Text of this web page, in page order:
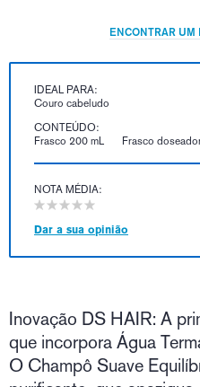
ENCONTRAR UM
IDEAL PARA:
Couro cabeludo
CONTEÚDO:
Frasco 200 mL
Frasco
NOTA MÉDIA:
Dar a sua opinião
Inovação DS HAIR: A
que incorpora Água
O Champô Suave